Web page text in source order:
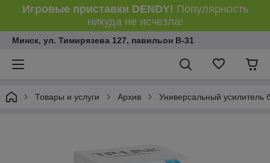
Игровые приставки DENDY! Популярность
никуда не исчезла!
Минск, ул. Тимирязева 127, павильон В-31
Товары и услуги Архив Универсальный усилитель